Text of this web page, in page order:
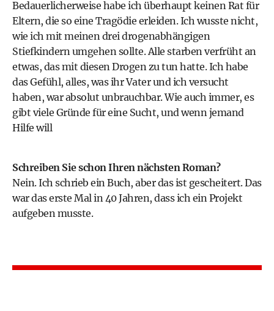
Bedauerlicherweise habe ich überhaupt keinen Rat für
Eltern, die so eine Tragödie erleiden. Ich wusste nicht,
wie ich mit meinen drei drogenabhängigen
Stiefkindern umgehen sollte. Alle starben verfrüht an
etwas, das mit diesen Drogen zu tun hatte. Ich habe
das Gefühl, alles, was ihr Vater und ich versucht
haben, war absolut unbrauchbar. Wie auch immer, es
gibt viele Gründe für eine Sucht, und wenn jemand
Hilfe will
Schreiben Sie schon Ihren nächsten Roman?
Nein. Ich schrieb ein Buch, aber das ist gescheitert. Das
war das erste Mal in 40 Jahren, dass ich ein Projekt
aufgeben musste.